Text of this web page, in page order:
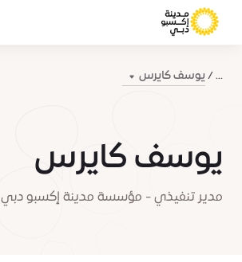
... يوسف كايرس
يوسف كايرس
مدير تنفيذي - مؤسسة مدينة إكسبو دبي